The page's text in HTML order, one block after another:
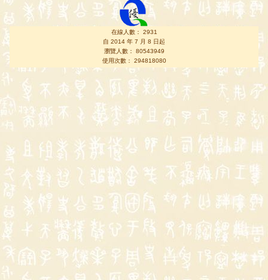
在線人數： 2931
自 2014 年 7 月 8 日起
瀏覽人數： 80543949
使用次數： 294818080